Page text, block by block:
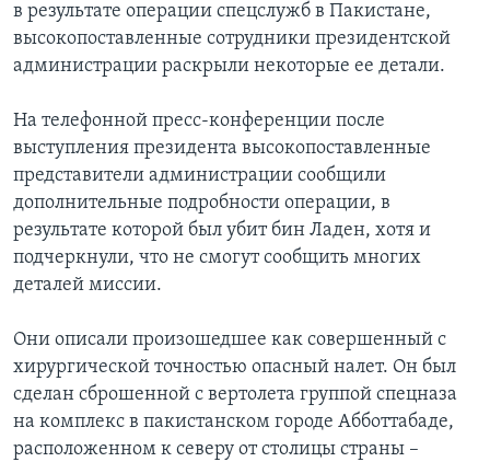
в результате операции спецслужб в Пакистане,
высокопоставленные сотрудники президентской
администрации раскрыли некоторые ее детали.
На телефонной пресс-конференции после
выступления президента высокопоставленные
представители администрации сообщили
дополнительные подробности операции, в
результате которой был убит бин Ладен, хотя и
подчеркнули, что не смогут сообщить многих
деталей миссии.
Они описали произошедшее как совершенный с
хирургической точностью опасный налет. Он был
сделан сброшенной с вертолета группой спецназа
на комплекс в пакистанском городе Абботтабаде,
расположенном к северу от столицы страны –